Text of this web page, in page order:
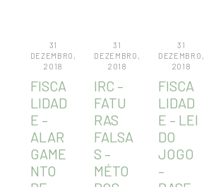
31
DEZEMBRO,
2018
FISCA
LIDAD
E –
ALAR
GAME
NTO
31
DEZEMBRO,
2018
IRC –
FATU
RAS
FALSA
S –
MÉTO
31
DEZEMBRO,
2018
FISCA
LIDAD
E – LEI
DO
JOGO
–